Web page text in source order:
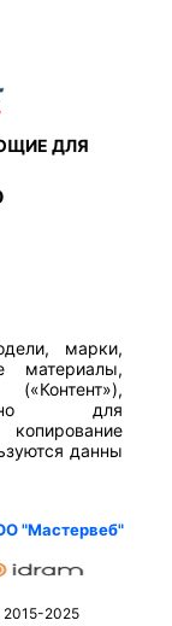
ДЛЯ
марки,
материалы,
для
данны
"Мастервеб"
2025